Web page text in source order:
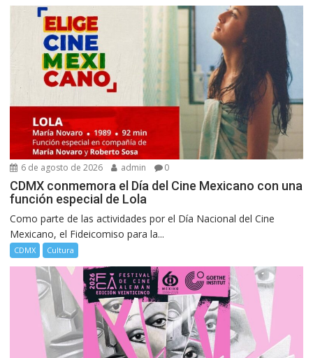
6 de agosto de 2026 admin 0
CDMX conmemora el Día del Cine Mexicano con una
función especial de Lola
Como parte de las actividades por el Día Nacional del Cine
Mexicano, el Fideicomiso para la...
CDMX Cultura